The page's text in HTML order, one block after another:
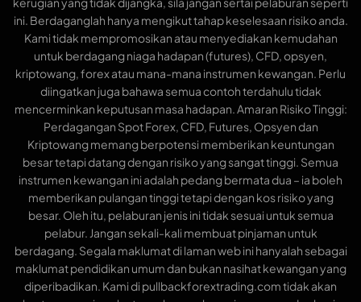
ini. Berdaganglah hanya mengikut tahap keselesaan risiko anda.
Kami tidak mempromosikan atau menyediakan kemudahan
untuk berdagang niaga hadapan (futures), CFD, opsyen,
kriptowang, forex atau mana-mana instrumen kewangan. Perlu
diingatkan juga bahawa semua contoh terdahulu tidak
mencerminkan keputusan masa hadapan. Amaran Risiko Tinggi:
Perdagangan Spot Forex, CFD, Futures, Opsyen dan
Kriptowang memang berpotensi memberikan keuntungan
besar tetapi datang dengan risiko yang sangat tinggi. Semua
instrumen kewangan ini adalah pedang bermata dua – ia boleh
memberikan pulangan tinggi tetapi dengan kos risiko yang
besar. Oleh itu, pelaburan jenis ini tidak sesuai untuk semua
pelabur. Jangan sekali-kali membuat pinjaman untuk
berdagang. Segala maklumat di laman web ini hanyalah sebagai
maklumat pendidikan umum dan bukan nasihat kewangan yang
diperibadikan. Kami di pullbackforextrading.com tidak akan